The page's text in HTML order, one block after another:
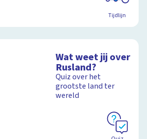
Tijdlijn
Wat weet jij over
Rusland?
Quiz over het
grootste land ter
wereld